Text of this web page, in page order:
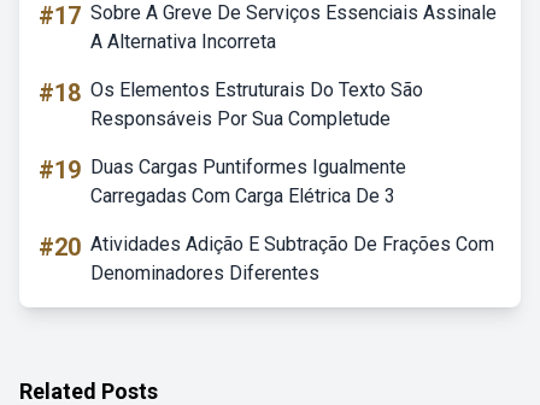
#17 Sobre A Greve De Serviços Essenciais Assinale
A Alternativa Incorreta
#18 Os Elementos Estruturais Do Texto São
Responsáveis Por Sua Completude
#19 Duas Cargas Puntiformes Igualmente
Carregadas Com Carga Elétrica De 3
#20 Atividades Adição E Subtração De Frações Com
Denominadores Diferentes
Related Posts